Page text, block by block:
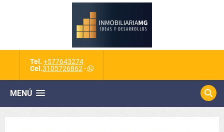
Tel. +577643274
Cel.3105726862 -
MENÚ